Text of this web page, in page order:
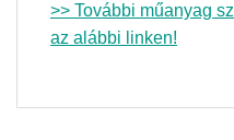
>> További műanyag
az alábbi linken!